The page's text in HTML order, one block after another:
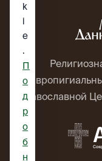
Православной
k
i
e
.
П
о
д
р
о
б
н